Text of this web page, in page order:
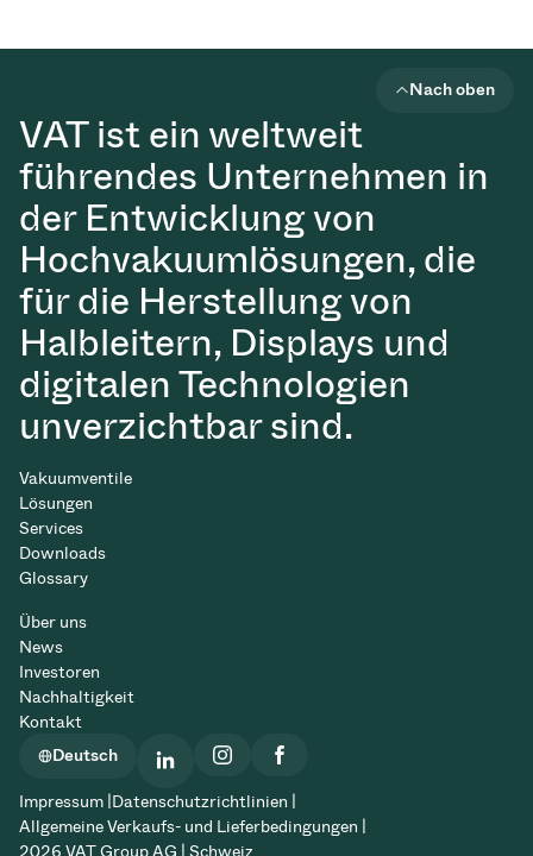
VAT ist ein weltweit
führendes Unternehmen in
der Entwicklung von
Hochvakuumlösungen, die
für die Herstellung von
Halbleitern, Displays und
digitalen Technologien
unverzichtbar sind.
Nach oben
Vakuumventile
Lösungen
Services
Downloads
Glossary
Über uns
News
Investoren
Nachhaltigkeit
Kontakt
Deutsch
Impressum | Datenschutzrichtlinien |
Allgemeine Verkaufs- und Lieferbedingungen |
2026 VAT Group AG | Schweiz